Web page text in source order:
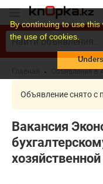
By continuing to use
the use of cookies.
Объявления в
Объявление снято с
Вакансия